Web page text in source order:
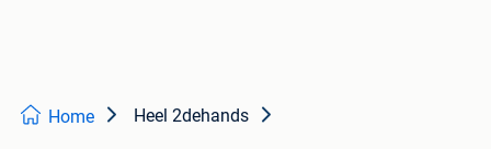
Home Heel 2dehands